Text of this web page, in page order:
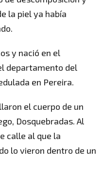
la piel ya había
y nació en el
departamento del
en Pereira.
el cuerpo de un
Dosquebradas. Al
calle al que la
lo vieron dentro de un